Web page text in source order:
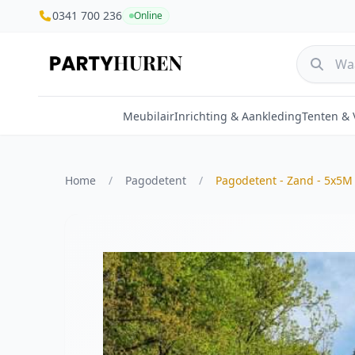
0341 700 236 Online
MeubilairInrichting & AankledingTenten &
Home / Pagodetent / Pagodetent - Zand -